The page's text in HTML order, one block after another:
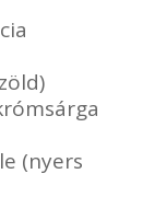
(nyers